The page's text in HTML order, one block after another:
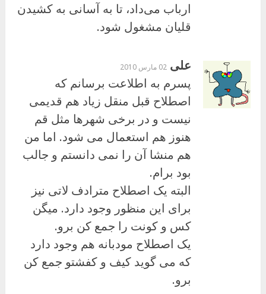
ارباب می‌داد، تا به آسانی به كشیدن
قلیان مشغول شود.
علی 02 مارس 2010
پسرم به اطلاعت برسانم که
اصطلاح قبل منقل زیاد هم قدیمی
نیست و در برخی شهرها مثل قم
هنوز هم استعمال می شود. اما من
هم منشا آن را نمی دانستم و جالب
بود برام.
البته یک اصطلاح مترادف لاتی نیز
برای این منظور وجود دارد. میگن
کس و کونت را جمع کن برو.
یک اصطلاح مودبانه هم وجود دارد
که می گوید کیف و کفشتو جمع کن
برو.